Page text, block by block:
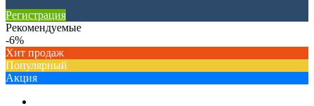
Регистрация
Рекомендуемые
-6%
Хит продаж
Популярный
Акция